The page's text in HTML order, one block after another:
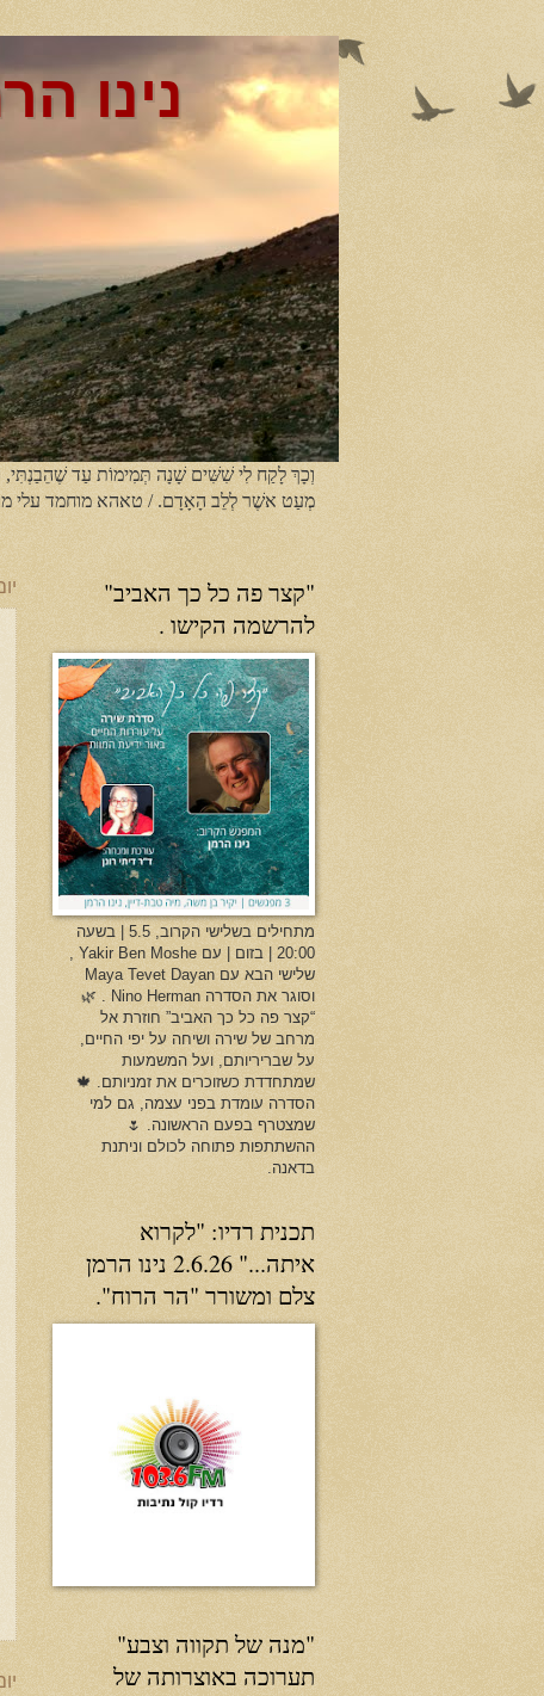
נינו
וְכָךְ לָקַח לִי שִׁשִּׁים שָׁנָה תְּמִימוֹת עַד
מְעַט אשֶׁר לְלֵב הָאָדָם. / טאהא מוחמד עלי
"קצר פה כל כך האביב"
להרשמה הקישו .
מתחילים בשלישי הקרוב, 5.5 | בשעה
20:00 | בזום | עם Yakir Ben Moshe ,
שלישי הבא עם Maya Tevet Dayan
וסוגר את הסדרה Nino Herman . 🌿
“קצר פה כל כך האביב” חוזרת אל
מרחב של שירה ושיחה על יפי החיים,
על שבריריותם, ועל המשמעות
שמתחדדת כשזוכרים את זמניותם. 🍁
הסדרה עומדת בפני עצמה, גם למי
שמצטרף בפעם הראשונה. 🌷
ההשתתפות פתוחה לכולם וניתנת
בדאנה.
תכנית רדיו: "לקרוא
איתה..." 2.6.26 נינו הרמן
צלם ומשורר "הר הרוח".
"מנה של תקווה וצבע"
תערוכה באוצרותה של